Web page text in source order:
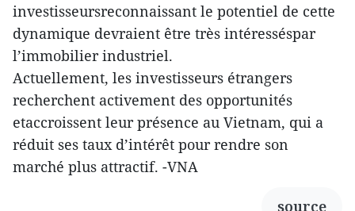
investisseursreconnaissant le potentiel de cette
dynamique devraient être très intéresséspar
l’immobilier industriel.
Actuellement, les investisseurs étrangers
recherchent activement des opportunités
etaccroissent leur présence au Vietnam, qui a
réduit ses taux d’intérêt pour rendre son
marché plus attractif. -VNA
source